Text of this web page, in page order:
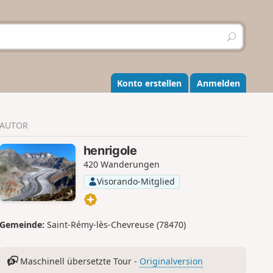
S
u
h
e
n
Konto erstellen Anmelden
AUTOR
henrigole
420 Wanderungen
Visorando-Mitglied
Gemeinde: Saint-Rémy-lès-Chevreuse (78470)
Maschinell übersetzte Tour - Originalversion